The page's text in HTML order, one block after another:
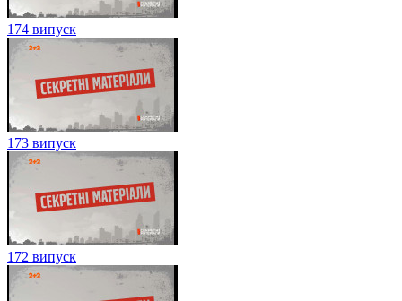
174 випуск
173 випуск
172 випуск